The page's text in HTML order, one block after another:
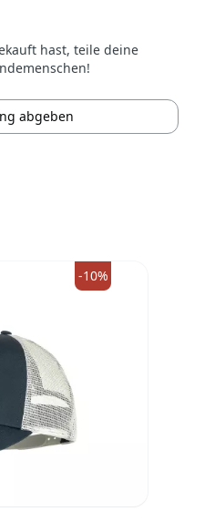
hast, teile deine
abgeben
-10%